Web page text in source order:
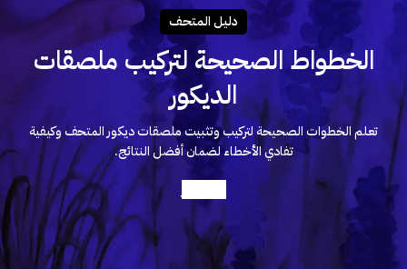
دليـل المتحـف
الخطواط الصحيحة لتركيب ملصقات
الديكور
تعلم الخطوات الصحيحة لتركيب وتثبيت ملصقات ديكور المتحف وكيفية
تفادي الأخطاء لضمان أفضل النتائج.